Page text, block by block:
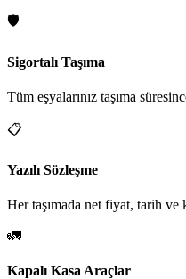
🛡️
Sigortalı Taşıma
Tüm eşyalarınız taşıma
📋
Yazılı Sözleşme
Her taşımada net fiyat, tarih ve
🚛
Kapalı Kasa Araçlar